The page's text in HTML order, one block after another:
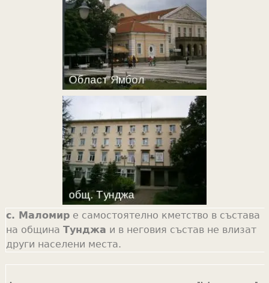
с. Маломире самостоятелно кметство в състава
на община Тунджа и в неговия състав не влизат
други населени места.